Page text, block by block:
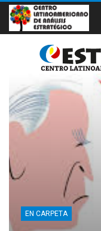
EN CARPETA